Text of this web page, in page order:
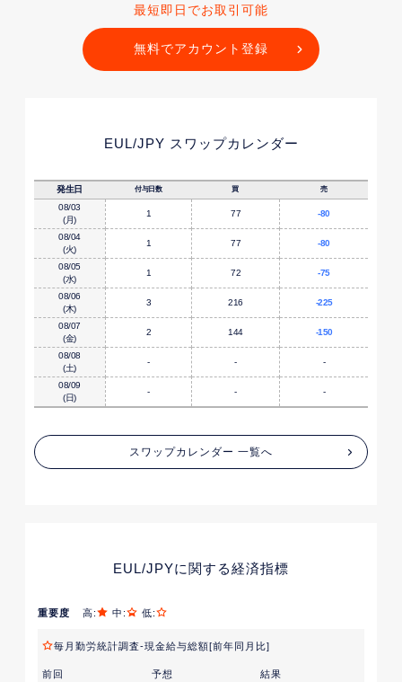
最短即日でお取引可能
無料でアカウント登録
EUL/JPY スワップカレンダー
発生日 付与日数 買 売
08/03
(月)
1 77 -80
08/04
(火)
1 77 -80
08/05
(水)
1 72 -75
08/06
(木)
3 216 -225
08/07
(金)
2 144 -150
08/08
(土)
- - -
08/09
(日)
- - -
スワップカレンダー 一覧へ
EUL/JPYに関する経済指標
重要度 高: 中: 低:
毎月勤労統計調査-現金給与総額[前年同月比]
前回 予想
結果